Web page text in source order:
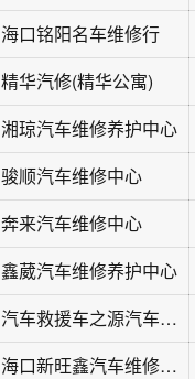
海口铭阳名车维修行
精华汽修(精华公寓)
湘琼汽车维修养护中心
骏顺汽车维修中心
奔来汽车维修中心
鑫葳汽车维修养护中心
汽车救援车之源汽车维修中心
海口新旺鑫汽车维修(国科园店)